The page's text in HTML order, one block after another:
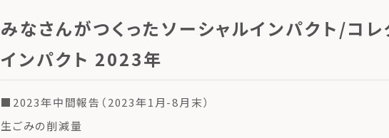
みなさんがつくったソーシャルインパクト/コレ
インパクト 2023年
■2023年中間報告（2023年1月-8月末）
生ごみの削減量